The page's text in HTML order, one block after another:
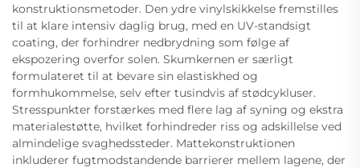
konstruktionsmetoder. Den ydre vinylskikkelse fremstilles
til at klare intensiv daglig brug, med en UV-standsigt
coating, der forhindrer nedbrydning som følge af
ekspozering overfor solen. Skumkernen er særligt
formulateret til at bevare sin elastiskhed og
formhukommelse, selv efter tusindvis af stødcykluser.
Stresspunkter forstærkes med flere lag af syning og ekstra
materialestøtte, hvilket forhindreder riss og adskillelse ved
almindelige svaghedssteder. Mattekonstruktionen
inkluderer fugtmodstandende barrierer mellem lagene, der